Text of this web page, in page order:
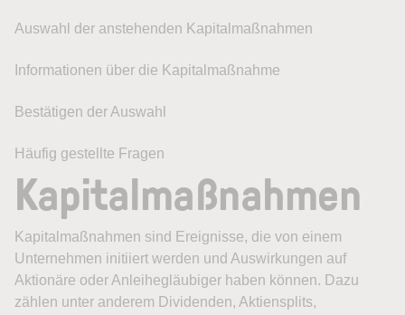
Auswahl der anstehenden Kapitalmaßnahmen
Informationen über die Kapitalmaßnahme
Bestätigen der Auswahl
Häufig gestellte Fragen
Kapitalmaßnahmen
Kapitalmaßnahmen sind Ereignisse, die von einem
Unternehmen initiiert werden und Auswirkungen auf
Aktionäre oder Anleihegläubiger haben können. Dazu
zählen unter anderem Dividenden, Aktiensplits,